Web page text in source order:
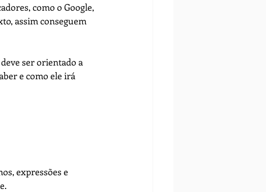
como o Google,
assim conseguem
ser orientado a
e como ele irá
expressões e